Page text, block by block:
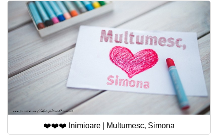
❤️❤️❤️ Inimioare | Multumesc, Simona